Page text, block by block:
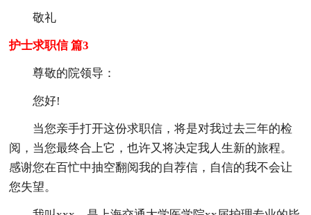
敬礼
护士求职信 篇3
尊敬的院领导：
您好!
当您亲手打开这份求职信，将是对我过去三年的检
阅，当您最终合上它，也许又将决定我人生新的旅程。
感谢您在百忙中抽空翻阅我的自荐信，自信的我不会让
您失望。